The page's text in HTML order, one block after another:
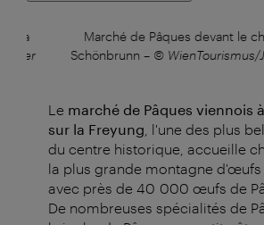
la
Marché de Pâques devant le
Schönbrunn – © WienTourismus/
Le marché de Pâques viennois
sur la Freyung , l'une des plus
du centre historique, accueille
la plus grande montagne d'œufs
avec près de 40 000 œufs de
De nombreuses spécialités de